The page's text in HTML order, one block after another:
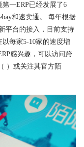
一ERP已经发展了6
和速卖通。 每年根据
平台的接入，目前支持
每家5-10家的速度增
感兴趣，可以访问跨
）或关注其官方陌